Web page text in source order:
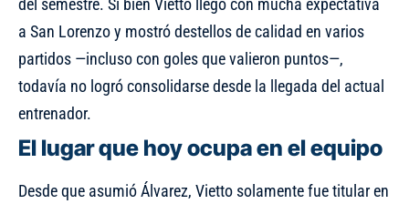
a San Lorenzo y mostró destellos de calidad en varios
partidos —incluso con goles que valieron puntos—,
todavía no logró consolidarse desde la llegada del actual
entrenador.
El lugar que hoy ocupa en el equipo
Desde que asumió Álvarez, Vietto solamente fue titular en